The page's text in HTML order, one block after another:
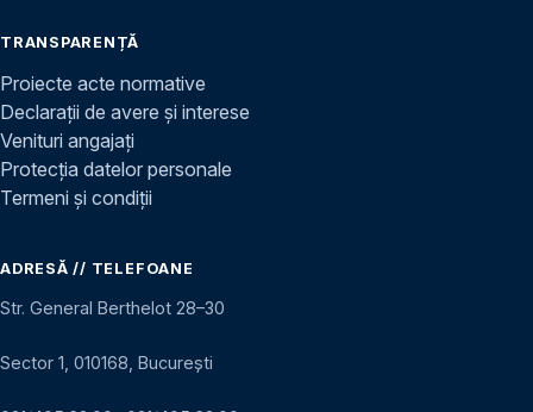
TRANSPARENȚĂ
Proiecte acte normative
Declarații de avere și interese
Venituri angajați
Protecția datelor personale
Termeni și condiții
ADRESĂ // TELEFOANE
Str. General Berthelot 28–30
Sector 1, 010168, București